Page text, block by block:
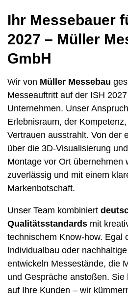
Ihr Messebauer
2027 – Müller
GmbH
Wir von Müller Messebau
Messeauftritt auf der ISH
Unternehmen. Unser
Erlebnisraum, der
Vertrauen ausstrahlt. Von der
über die 3D-Visualisierung
Montage vor Ort übernehmen
zuverlässig und mit einem
Markenbotschaft.
Unser Team kombiniert
Qualitätsstandards mit
technischem Know-how. Egal
Individualbau oder
entwickeln Messestände, die
und Gespräche anstoßen. Sie
auf Ihre Kunden – wir